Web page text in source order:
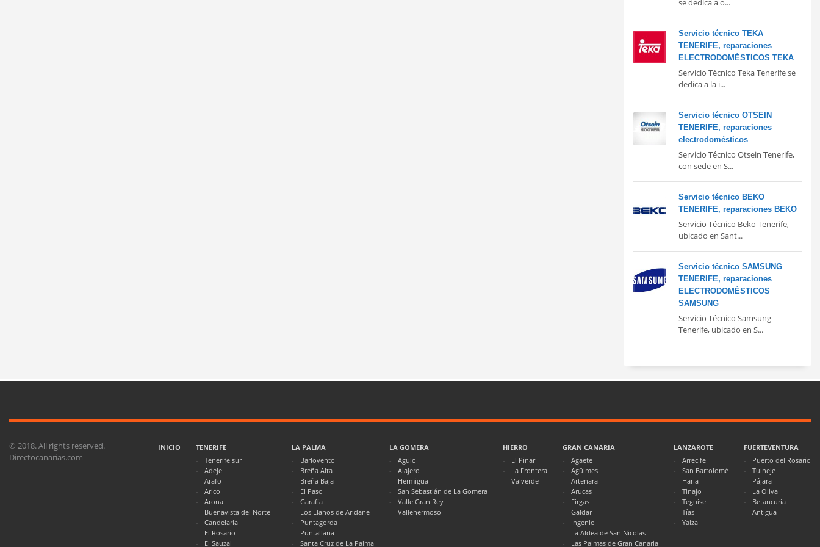
se dedica a o...
Servicio técnico TEKA
TENERIFE, reparaciones
ELECTRODOMÉSTICOS TEKA
Servicio Técnico Teka Tenerife se
dedica a la i...
Servicio técnico OTSEIN
TENERIFE, reparaciones
electrodomésticos
Servicio Técnico Otsein Tenerife,
con sede en S...
Servicio técnico BEKO
TENERIFE, reparaciones BEKO
Servicio Técnico Beko Tenerife,
ubicado en Sant...
Servicio técnico SAMSUNG
TENERIFE, reparaciones
ELECTRODOMÉSTICOS
SAMSUNG
Servicio Técnico Samsung
Tenerife, ubicado en S...
INICIO
TENERIFE
Tenerife sur
Adeje
Arafo
Arico
Arona
Buenavista del Norte
Candelaria
El Rosario
El Sauzal
LA PALMA
Barlovento
Breña Alta
Breña Baja
El Paso
Garafía
Los Llanos de Aridane
Puntagorda
Puntallana
Santa Cruz de La Palma
LA GOMERA
Agulo
Alajero
Hermigua
San Sebastián de La Gomera
Valle Gran Rey
Vallehermoso
HIERRO
El Pinar
La Frontera
Valverde
GRAN CANARIA
Agaete
Agüimes
Artenara
Arucas
Firgas
Galdar
Ingenio
La Aldea de San Nicolas
Las Palmas de Gran Canaria
LANZAROTE
Arrecife
San Bartolomé
Haria
Tinajo
Teguise
Tías
Yaiza
FUERTEVENTURA
Puerto del Rosario
Tuineje
Pájara
La Oliva
Betancuria
Antigua
© 2018. All rights reserved.
Directocanarias.com